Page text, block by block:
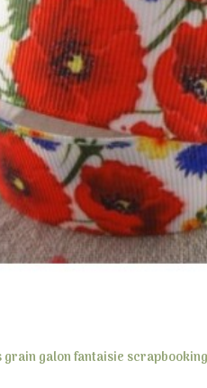
galon fantaisie scrapbooking